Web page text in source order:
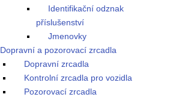
Identifikační odznak
příslušenství
Jmenovky
Dopravní a pozorovací zrcadla
Dopravní zrcadla
Kontrolní zrcadla pro vozidla
Pozorovací zrcadla